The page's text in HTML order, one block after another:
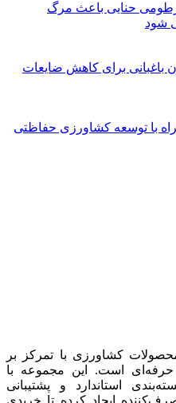
حنایی باعث مرگ
شود
باغبانی برای کاهش ضایعات
با توسعه کشاورزی حفاظتی
کشاورزی با تمرکز بر
حرفه‌ای است. این مجموعه با
استاندارد و پشتیبانی
ایجاد کرده تا خریدی